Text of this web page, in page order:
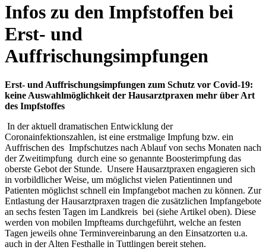
Infos zu den Impfstoffen bei
Erst- und
Auffrischungsimpfungen
Erst- und Auffrischungsimpfungen zum Schutz vor Covid-19:
keine Auswahlmöglichkeit der Hausarztpraxen mehr über Art
des Impfstoffes
In der aktuell dramatischen Entwicklung der
Coronainfektionszahlen, ist eine erstmalige Impfung bzw. ein
Auffrischen des Impfschutzes nach Ablauf von sechs Monaten nach
der Zweitimpfung durch eine so genannte Boosterimpfung das
oberste Gebot der Stunde. Unsere Hausarztpraxen engagieren sich
in vorbildlicher Weise, um möglichst vielen Patientinnen und
Patienten möglichst schnell ein Impfangebot machen zu können. Zur
Entlastung der Hausarztpraxen tragen die zusätzlichen Impfangebote
an sechs festen Tagen im Landkreis bei (siehe Artikel oben). Diese
werden von mobilen Impfteams durchgeführt, welche an festen
Tagen jeweils ohne Terminvereinbarung an den Einsatzorten u.a.
auch in der Alten Festhalle in Tuttlingen bereit stehen.